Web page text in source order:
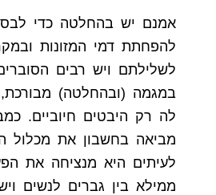
אמנם יש בהחלטה כדי
להפחתת דמי המזונות
לשלילתם ויש רבים
במגמה (ובהחלטה)
לה רק היבטים חיוביים.
מביאה בחשבון את מכלול
לעיתים היא מנציחה את
ממילא בין גברים לנשים